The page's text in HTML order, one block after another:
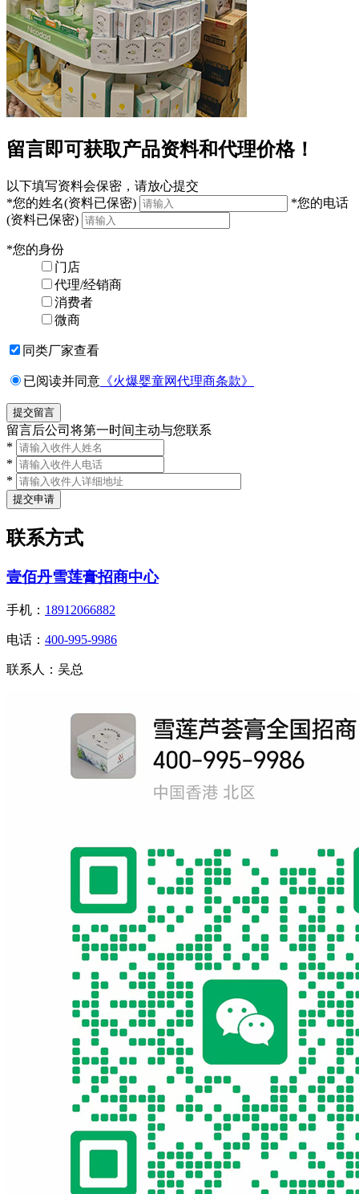
留言即可获取产品资料和代理价格！
以下填写资料会保密，请放心提交
*您的姓名(资料已保密) *您的电话
(资料已保密)
*您的身份
门店
代理/经销商
消费者
微商
同类厂家查看
已阅读并同意 《火爆婴童网代理商条款》
留言后公司将第一时间主动与您联系
*
*
*
联系方式
壹佰丹雪莲膏招商中心
手机： 18912066882
电话： 400-995-9986
联系人： 吴总